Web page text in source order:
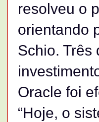
resolveu o
orientando
Schio. Três
Oracle foi
“Hoje, o